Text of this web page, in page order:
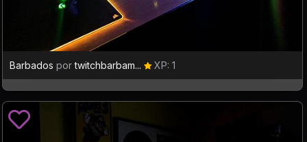
Barbados portwitchbarbam... XP: 1